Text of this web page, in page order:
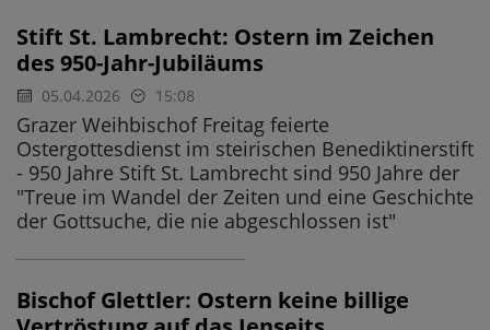
Stift St. Lambrecht: Ostern im Zeichen
des 950-Jahr-Jubiläums
05.04.2026 15:08
Grazer Weihbischof Freitag feierte
Ostergottesdienst im steirischen Benediktinerstift
- 950 Jahre Stift St. Lambrecht sind 950 Jahre der
"Treue im Wandel der Zeiten und eine Geschichte
der Gottsuche, die nie abgeschlossen ist"
Bischof Glettler: Ostern keine billige